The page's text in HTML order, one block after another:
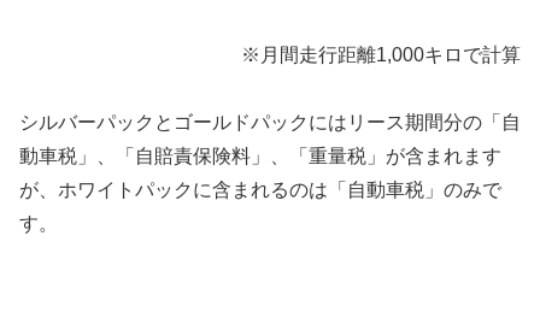
※月間走行距離1,000キロで計算
シルバーパックとゴールドパックにはリース期間分の「自
動車税」、「自賠責保険料」、「重量税」が含まれます
が、ホワイトパックに含まれるのは「自動車税」のみで
す。